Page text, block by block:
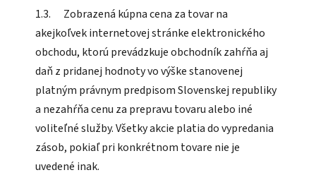
1.3. Zobrazená kúpna cena za tovar na
akejkoľvek internetovej stránke elektronického
obchodu, ktorú prevádzkuje obchodník zahŕňa aj
daň z pridanej hodnoty vo výške stanovenej
platným právnym predpisom Slovenskej republiky
a nezahŕňa cenu za prepravu tovaru alebo iné
voliteľné služby. Všetky akcie platia do vypredania
zásob, pokiaľ pri konkrétnom tovare nie je
uvedené inak.